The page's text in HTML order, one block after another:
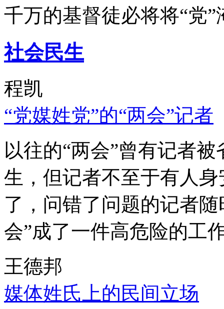
千万的基督徒必将将“党”
社会民生
程凯
“党媒姓党”的“两会”记者
以往的“两会”曾有记者
生，但记者不至于有人
了，问错了问题的记者
会”成了一件高危险的工
王德邦
媒体姓氏上的民间立场